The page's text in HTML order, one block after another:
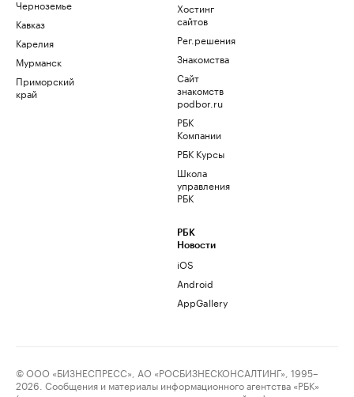
Черноземье
Кавказ
Карелия
Мурманск
Приморский
край
Хостинг
сайтов
Рег.решения
Знакомства
Сайт
знакомств
podbor.ru
РБК
Компании
РБК Курсы
Школа
управления
РБК
РБК
Новости
iOS
Android
AppGallery
© ООО «БИЗНЕСПРЕСС», АО «РОСБИЗНЕСКОНСАЛТИНГ», 1995–
2026. Сообщения и материалы информационного агентства «РБК»